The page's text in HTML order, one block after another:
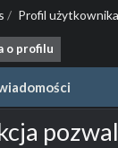
/ Profil
o profilu